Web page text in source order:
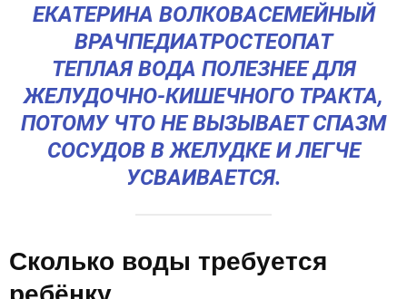
ЕКАТЕРИНА ВОЛКОВАСЕМЕЙНЫЙ
ВРАЧПЕДИАТРОСТЕОПАТ
ТЕПЛАЯ ВОДА ПОЛЕЗНЕЕ ДЛЯ
ЖЕЛУДОЧНО-КИШЕЧНОГО ТРАКТА,
ПОТОМУ ЧТО НЕ ВЫЗЫВАЕТ СПАЗМ
СОСУДОВ В ЖЕЛУДКЕ И ЛЕГЧЕ
УСВАИВАЕТСЯ.
Сколько воды требуется